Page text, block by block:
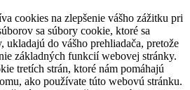
cookies na zlepšenie vášho zážitku pri
sa súbory cookie, ktoré sa
do vášho prehliadača, pretože
základných funkcií webovej stránky.
tretích strán, ktoré nám pomáhajú
ako používate túto webovú stránku.